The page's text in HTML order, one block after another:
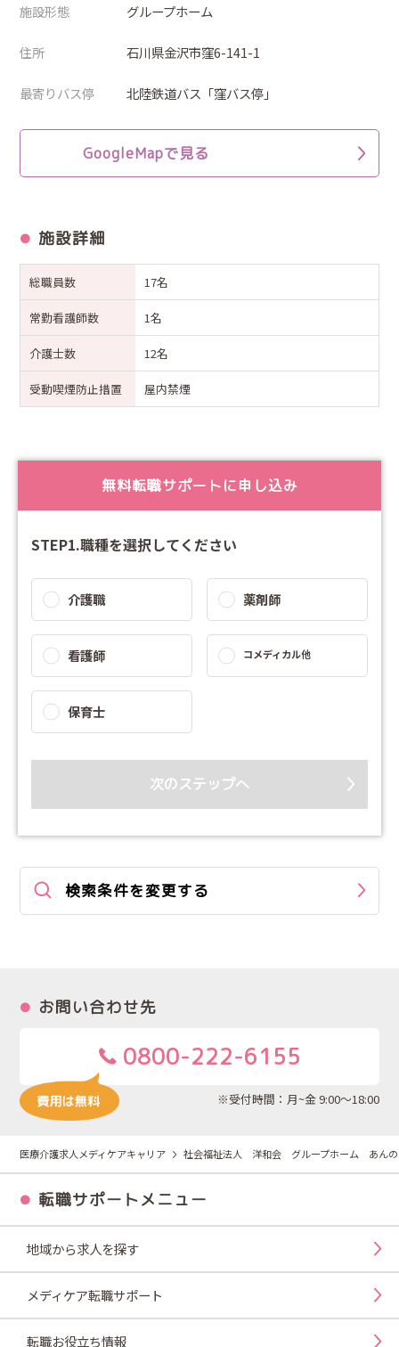
施設形態 グループホーム
住所 石川県金沢市窪6-141-1
最寄りバス停 北陸鉄道バス「窪バス停」
GoogleMapで見る
施設詳細
総職員数 17名
常勤看護師数 1名
介護士数 12名
受動喫煙防止措置 屋内禁煙
無料転職サポートに申し込み
STEP1.職種を選択してください
介護職 薬剤師
看護師 コメディカル他
保育士
次のステップへ
検索条件を変更する
お問い合わせ先
0800-222-6155
※受付時間：月~金 9:00～18:00
医療介護求人メディケアキャリア 社会福祉法人 洋和会 グループホーム あんの
転職サポートメニュー
地域から求人を探す
メディケア転職サポート
転職お役立ち情報